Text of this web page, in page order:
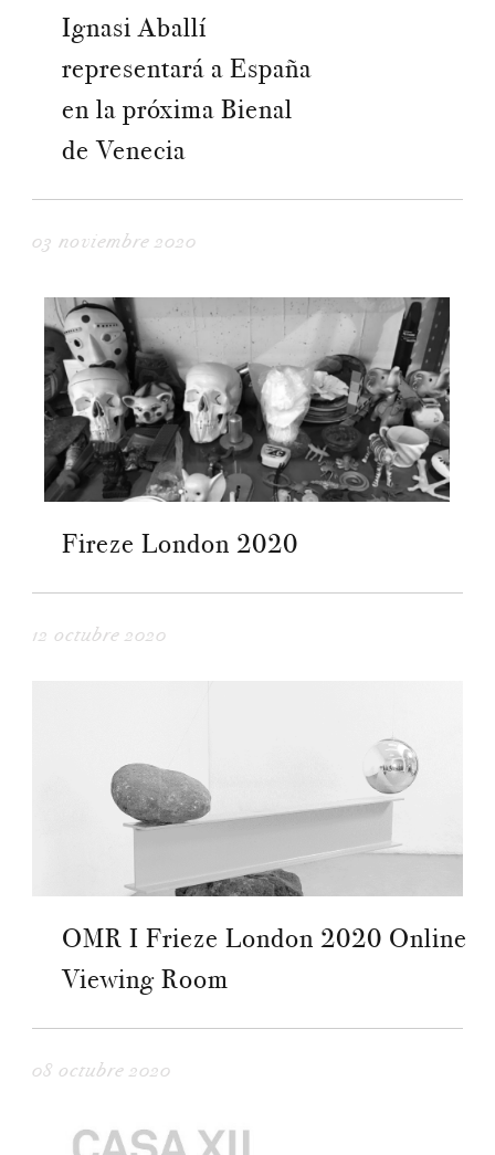
Ignasi Aballí
representará a España
en la próxima Bienal
de Venecia
03 noviembre 2020
Fireze London 2020
12 octubre 2020
OMR I Frieze London 2020 Online
Viewing Room
08 octubre 2020